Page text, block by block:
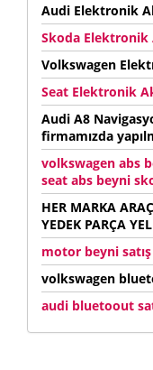
Audi Elektronik
Skoda Elektronik
Volkswagen
Seat Elektronik
Audi A8
firmamızda
volkswagen abs
seat abs beyni
HER MARKA
YEDEK PARÇA
motor beyni
volkswagen
audi bluetoout